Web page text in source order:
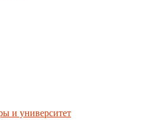
и университет